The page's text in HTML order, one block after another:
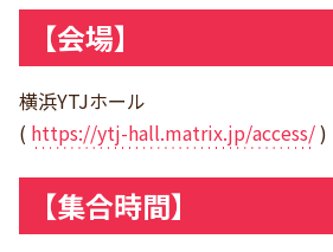
【会場】
横浜YTJホール
( https://ytj-hall.matrix.jp/access/)
【集合時間】